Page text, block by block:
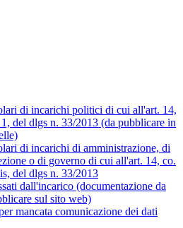
di incarichi politici di cui all'art. 14,
del dlgs n. 33/2013 (da pubblicare in
di incarichi di amministrazione, di
o di governo di cui all'art. 14, co.
del dlgs n. 33/2013
dall'incarico (documentazione da
sul sito web)
mancata comunicazione dei dati